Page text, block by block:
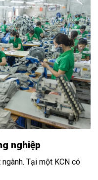
nghiệp
Tại một KCN có